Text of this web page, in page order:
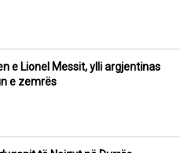
e Lionel Messit, ylli argjentinas
e zemrës